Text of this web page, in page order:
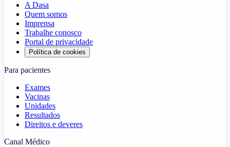
A Dasa
Quem somos
Imprensa
Trabalhe conosco
Portal de privacidade
Política de cookies
Para pacientes
Exames
Vacinas
Unidades
Resultados
Direitos e deveres
Canal Médico